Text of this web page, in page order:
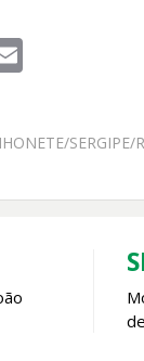
E
l SERGIPE/